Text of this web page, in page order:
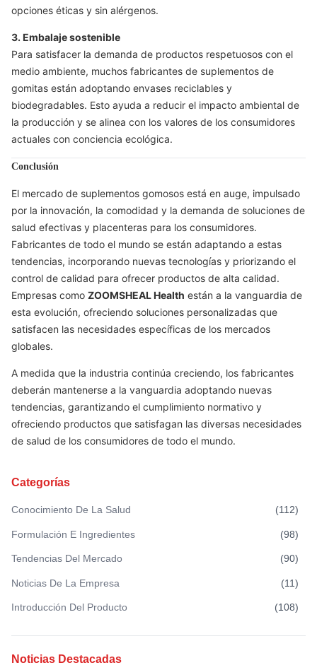
opciones éticas y sin alérgenos.
3. Embalaje sostenible
Para satisfacer la demanda de productos respetuosos con el
medio ambiente, muchos fabricantes de suplementos de
gomitas están adoptando envases reciclables y
biodegradables. Esto ayuda a reducir el impacto ambiental de
la producción y se alinea con los valores de los consumidores
actuales con conciencia ecológica.
Conclusión
El mercado de suplementos gomosos está en auge, impulsado
por la innovación, la comodidad y la demanda de soluciones de
salud efectivas y placenteras para los consumidores.
Fabricantes de todo el mundo se están adaptando a estas
tendencias, incorporando nuevas tecnologías y priorizando el
control de calidad para ofrecer productos de alta calidad.
Empresas como ZOOMSHEAL Health están a la vanguardia de
esta evolución, ofreciendo soluciones personalizadas que
satisfacen las necesidades específicas de los mercados
globales.
A medida que la industria continúa creciendo, los fabricantes
deberán mantenerse a la vanguardia adoptando nuevas
tendencias, garantizando el cumplimiento normativo y
ofreciendo productos que satisfagan las diversas necesidades
de salud de los consumidores de todo el mundo.
Categorías
Conocimiento De La Salud (112)
Formulación E Ingredientes (98)
Tendencias Del Mercado (90)
Noticias De La Empresa (11)
Introducción Del Producto (108)
Noticias Destacadas